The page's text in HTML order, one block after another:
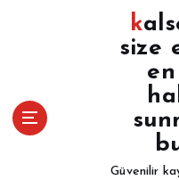
kalsemi.com,
size
Güvenilir